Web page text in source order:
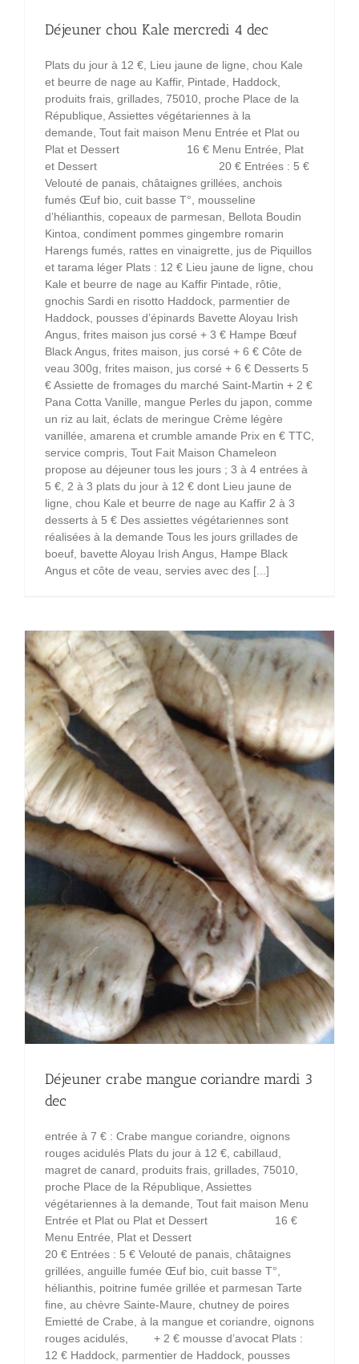
Déjeuner chou Kale mercredi 4 dec
Plats du jour à 12 €, Lieu jaune de ligne, chou Kale
et beurre de nage au Kaffir, Pintade, Haddock,
produits frais, grillades, 75010, proche Place de la
République, Assiettes végétariennes à la
demande, Tout fait maison Menu Entrée et Plat ou
Plat et Dessert 16 € Menu Entrée, Plat
et Dessert 20 € Entrées : 5 €
Velouté de panais, châtaignes grillées, anchois
fumés Œuf bio, cuit basse T°, mousseline
d’hélianthis, copeaux de parmesan, Bellota Boudin
Kintoa, condiment pommes gingembre romarin
Harengs fumés, rattes en vinaigrette, jus de Piquillos
et tarama léger Plats : 12 € Lieu jaune de ligne, chou
Kale et beurre de nage au Kaffir Pintade, rôtie,
gnochis Sardi en risotto Haddock, parmentier de
Haddock, pousses d’épinards Bavette Aloyau Irish
Angus, frites maison jus corsé + 3 € Hampe Bœuf
Black Angus, frites maison, jus corsé + 6 € Côte de
veau 300g, frites maison, jus corsé + 6 € Desserts 5
€ Assiette de fromages du marché Saint-Martin + 2 €
Pana Cotta Vanille, mangue Perles du japon, comme
un riz au lait, éclats de meringue Crème légère
vanillée, amarena et crumble amande Prix en € TTC,
service compris, Tout Fait Maison Chameleon
propose au déjeuner tous les jours ; 3 à 4 entrées à
5 €, 2 à 3 plats du jour à 12 € dont Lieu jaune de
ligne, chou Kale et beurre de nage au Kaffir 2 à 3
desserts à 5 € Des assiettes végétariennes sont
réalisées à la demande Tous les jours grillades de
boeuf, bavette Aloyau Irish Angus, Hampe Black
Angus et côte de veau, servies avec des [...]
Déjeuner crabe mangue coriandre mardi 3
dec
entrée à 7 € : Crabe mangue coriandre, oignons
rouges acidulés Plats du jour à 12 €, cabillaud,
magret de canard, produits frais, grillades, 75010,
proche Place de la République, Assiettes
végétariennes à la demande, Tout fait maison Menu
Entrée et Plat ou Plat et Dessert 16 €
Menu Entrée, Plat et Dessert
20 € Entrées : 5 € Velouté de panais, châtaignes
grillées, anguille fumée Œuf bio, cuit basse T°,
hélianthis, poitrine fumée grillée et parmesan Tarte
fine, au chèvre Sainte-Maure, chutney de poires
Emietté de Crabe, à la mangue et coriandre, oignons
rouges acidulés, + 2 € mousse d’avocat Plats :
12 € Haddock, parmentier de Haddock, pousses